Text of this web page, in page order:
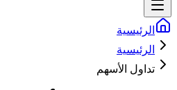
الرئيسية
الرئيسية
تداول الأسهم